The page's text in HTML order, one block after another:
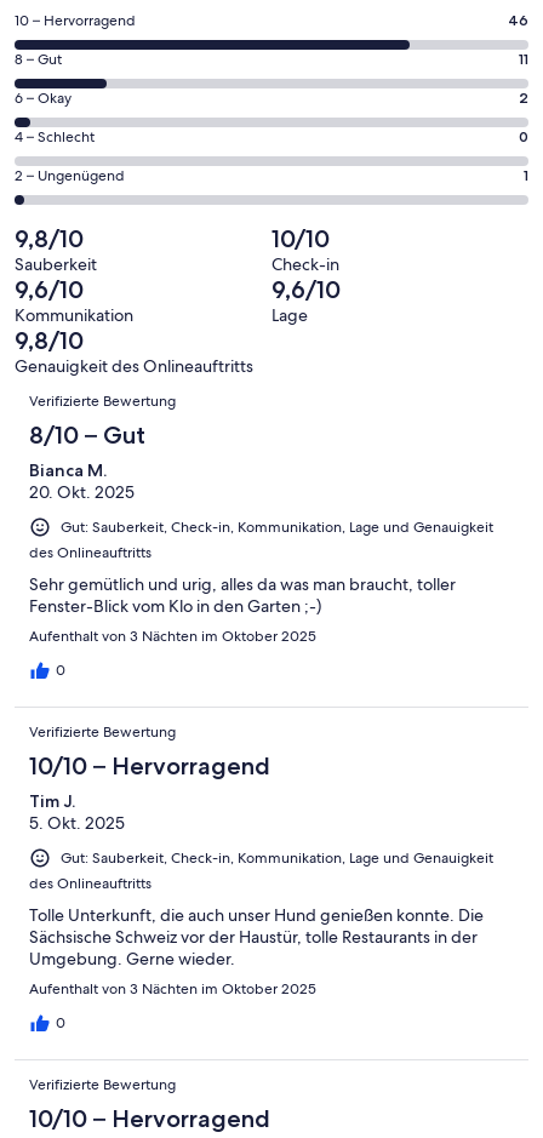
einem
neuen
Fenster
geöffnet
46
von
insgesamt
60
Gästebewertungen
haben
eine
Bewertung
von
10
-
Hervorragend
10 – Hervorragend 46
11
von
insgesamt
60
Gästebewertungen
haben
Bewertung
von
8
-
Gut
8 – Gut 11
2
von
insgesamt
60
Gästebewertungen
haben
eine
Bewertung
von
6
-
Okay
6 – Okay 2
0
von
insgesamt
Gästebewertungen
haben
eine
Bewertung
von
4
4 – Schlecht 0
1
von
insgesamt
60
Gästebewertungen
haben
eine
Bewertung
2 – Ungenügend 1
9,8/10
Sauberkeit
10/10
Check-in
9,6/10
Kommunikation
9,6/10
Lage
9,8/10
Genauigkeit des Onlineauftritts
Bewertungen
Verifizierte Bewertung
8/10 – Gut
Bianca M.
20. Okt. 2025
Gut: Sauberkeit, Check-in, Kommunikation, Lage und Genauigkeit
des Onlineauftritts
Sehr gemütlich und urig, alles da was man braucht, toller
Fenster-Blick vom Klo in den Garten ;-)
Aufenthalt von 3 Nächten im Oktober 2025
0
Verifizierte Bewertung
10/10 – Hervorragend
Tim J.
5. Okt. 2025
Gut: Sauberkeit, Check-in, Kommunikation, Lage und Genauigkeit
des Onlineauftritts
Tolle Unterkunft, die auch unser Hund genießen konnte. Die
Sächsische Schweiz vor der Haustür, tolle Restaurants in der
Umgebung. Gerne wieder.
Aufenthalt von 3 Nächten im Oktober 2025
0
Verifizierte Bewertung
10/10 – Hervorragend